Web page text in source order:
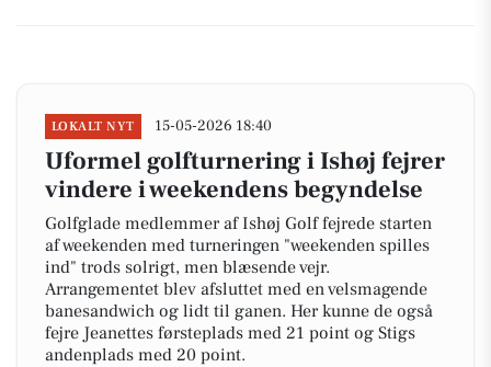
LOKALT NYT 15-05-2026 18:40
Uformel golfturnering i Ishøj fejrer
vindere i weekendens begyndelse
Golfglade medlemmer af Ishøj Golf fejrede starten
af weekenden med turneringen "weekenden spilles
ind" trods solrigt, men blæsende vejr.
Arrangementet blev afsluttet med en velsmagende
banesandwich og lidt til ganen. Her kunne de også
fejre Jeanettes førsteplads med 21 point og Stigs
andenplads med 20 point.